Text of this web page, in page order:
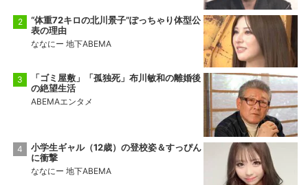
“体重72キロの北川景子”ぽっちゃり体型公
表の理由
ななにー 地下ABEMA
「ゴミ屋敷」「孤独死」布川敏和の離婚後
の絶望生活
ABEMAエンタメ
小学生ギャル（12歳）の登校姿＆すっぴん
に衝撃
ななにー 地下ABEMA